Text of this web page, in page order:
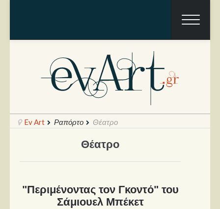
Ραπόρτο
Θέατρο
Ev Art Ραπόρτο Θέατρο
Θέατρο
"Περιμένοντας τον Γκοντό" του
Σάμιουελ Μπέκετ